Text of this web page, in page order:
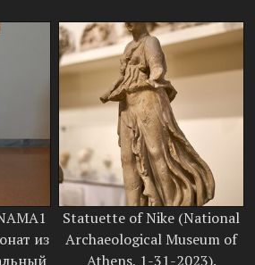
из
Statuette of Nike (National
Archaeological Museum of
Athens, 1-31-2023).